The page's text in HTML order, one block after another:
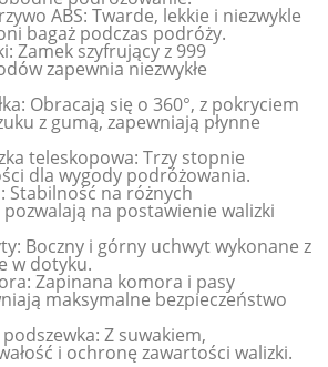
ABS: Twarde, lekkie i niezwykle
bagaż podczas podróży.
Zamek szyfrujący z 999
zapewnia niezwykłe
Obracają się o 360°, z pokryciem
z gumą, zapewniają płynne
teleskopowa: Trzy stopnie
dla wygody podróżowania.
Stabilność na różnych
na postawienie walizki
Boczny i górny uchwyt wykonane z
w dotyku.
Zapinana komora i pasy
maksymalne bezpieczeństwo
Z suwakiem,
i ochronę zawartości walizki.